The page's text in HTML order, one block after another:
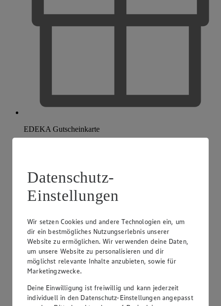
EDEKA Gutscheinkarte
Datenschutz-
Einstellungen
Wir setzen Cookies und andere Technologien ein, um
dir ein bestmögliches Nutzungserlebnis unserer
Website zu ermöglichen. Wir verwenden deine Daten,
um unsere Website zu personalisieren und dir
möglichst relevante Inhalte anzubieten, sowie für
Marketingzwecke.
Deine Einwilligung ist freiwillig und kann jederzeit
individuell in den Datenschutz-Einstellungen angepasst